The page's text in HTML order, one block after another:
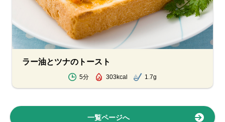
ラー油とツナのトースト
5分 303kcal 1.7g
一覧ページへ